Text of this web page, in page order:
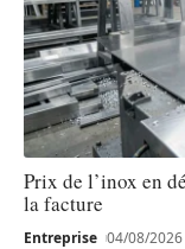
Prix de l’inox en
la facture
Entreprise 04/08/2026